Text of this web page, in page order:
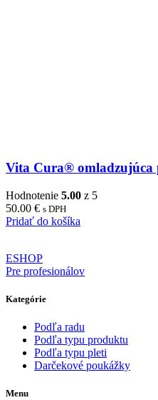
Vita Cura® omladzujúca
Hodnotenie 5.00 z 5
50.00 € s DPH
Pridať do košíka
ESHOP
Pre profesionálov
Kategórie
Podľa radu
Podľa typu produktu
Podľa typu pleti
Darčekové poukážky
Menu